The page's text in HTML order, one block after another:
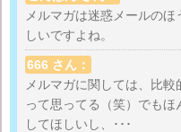
はなんとかならんかね
ゃなくてPontaポイン
て便利なのに、メール
減。
メルマガは迷惑メールの
しいですよね。
666 さん：
メルマガに関しては、比
って思ってる（笑）でも
してほしいし、･･･